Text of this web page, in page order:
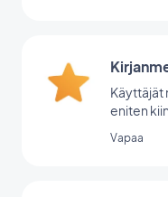
Käyttäjät
eniten
Vapaa